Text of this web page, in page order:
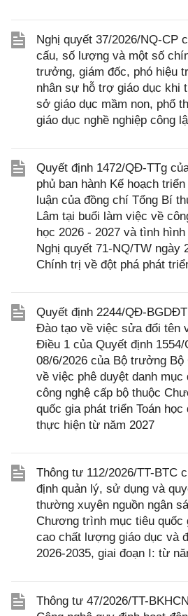
Nghị quyết 37/2026/NQ-CP
cấu, số lượng và một số
trưởng, giám đốc, phó hiệu
nhân sự hỗ trợ giáo dục khi
sở giáo dục mầm non, phổ
giáo dục nghề nghiệp công
Quyết định 1472/QĐ-TTg
phủ ban hành Kế hoạch
luận của đồng chí Tổng Bí
Lâm tại buổi làm việc về
học 2026 - 2027 và tình
Nghị quyết 71-NQ/TW ngày
Chính trị về đột phá phát
Quyết định 2244/QĐ-
Đào tạo về việc sửa đổi tên
Điều 1 của Quyết định
08/6/2026 của Bộ trưởng
về việc phê duyệt danh mục
công nghệ cấp bộ thuộc
quốc gia phát triển Toán
thực hiện từ năm 2027
Thông tư 112/2026/TT-BTC
định quản lý, sử dụng và
thường xuyên nguồn ngân
Chương trình mục tiêu quốc
cao chất lượng giáo dục và
2026-2035, giai đoạn I: từ
Thông tư 47/2026/TT-